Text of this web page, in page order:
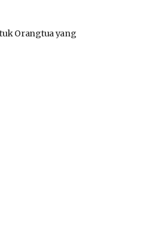
Orangtua yang